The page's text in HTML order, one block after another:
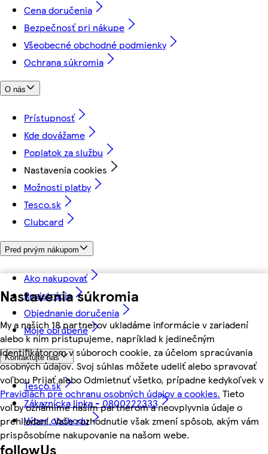
Nastavenia súkromia
My a našich 18 partnerov ukladáme informácie v zariadení
alebo k nim pristupujeme, napríklad k jedinečným
identifikátorom v súboroch cookie, za účelom spracúvania
osobných údajov. Svoj súhlas môžete udeliť alebo spravovať
voľbou Prijať alebo Odmietnuť všetko, prípadne kedykoľvek v
Pravidlách pre ochranu osobných údajov a cookies. Tieto
voľby oznámime našim partnerom a neovplyvnia údaje o
prehliadaní. Vaše rozhodnutie však zmení spôsob, akým vám
prispôsobíme nakupovanie na našom webe.
Cena doručenia
Bezpečnosť pri nákupe
Všeobecné obchodné podmienky
Ochrana súkromia
O nás
Prístupnosť
Kde dovážame
Poplatok za službu
Nastavenia cookies
Možnosti platby
Tesco.sk
Clubcard
Pred prvým nákupom
Ako nakupovať
Registrácia
Objednanie doručenia
Moje obľúbené
Kontaktujte nás
Tesco.sk
Zákaznícka linka - 0800222333
Výber obchodu
followUs